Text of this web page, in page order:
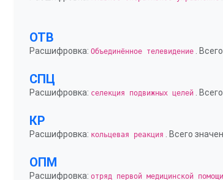
ОТВ
Расшифровка: Объединённое телевидение .
СПЦ
Расшифровка: селекция подвижных целей .
КР
Расшифровка: кольцевая реакция . Всего
ОПМ
Расшифровка: отряд первой медицинской помощи